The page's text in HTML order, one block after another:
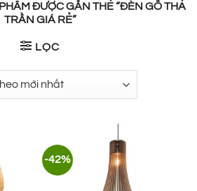
ĐƯỢC GẮN THẺ “ĐÈN GỖ THẢ
TRẦN GIÁ RẺ”
LỌC
-42%